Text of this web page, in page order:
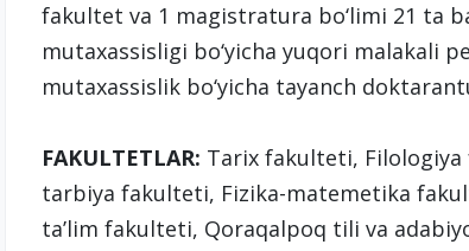
fakultet va 1 magistratura bo‘limi 21 ta
mutaxassisligi bo‘yicha yuqori malakali
mutaxassislik bo‘yicha tayanch
FAKULTETLAR: Tarix fakulteti,
tarbiya fakulteti, Fizika-matemetika
ta’lim fakulteti, Qoraqalpoq tili va